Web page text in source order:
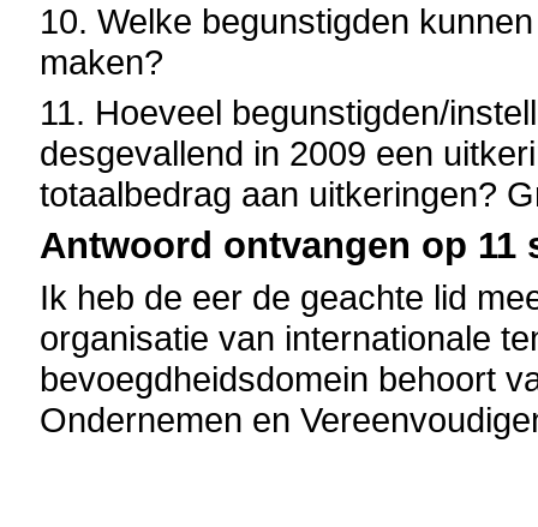
10. Welke begunstigden
maken?
11. Hoeveel begunstigden/
desgevallend in 2009 een
totaalbedrag aan uitkeringen?
Antwoord ontvangen op 11
Ik heb de eer de geachte lid
organisatie van internationale
bevoegdheidsdomein behoort
Ondernemen en